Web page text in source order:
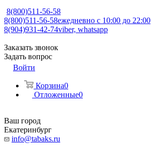
8(800)511-56-58
8(800)511-56-58ежедневно с 10:00 до 22:00
8(904)931-42-74viber, whatsapp
Заказать звонок
Задать вопрос
Войти
Корзина0
Отложенные0
Ваш город
Екатеринбург
info@tabaks.ru